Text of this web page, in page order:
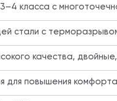
класса с
стали с
качества,
для повышения